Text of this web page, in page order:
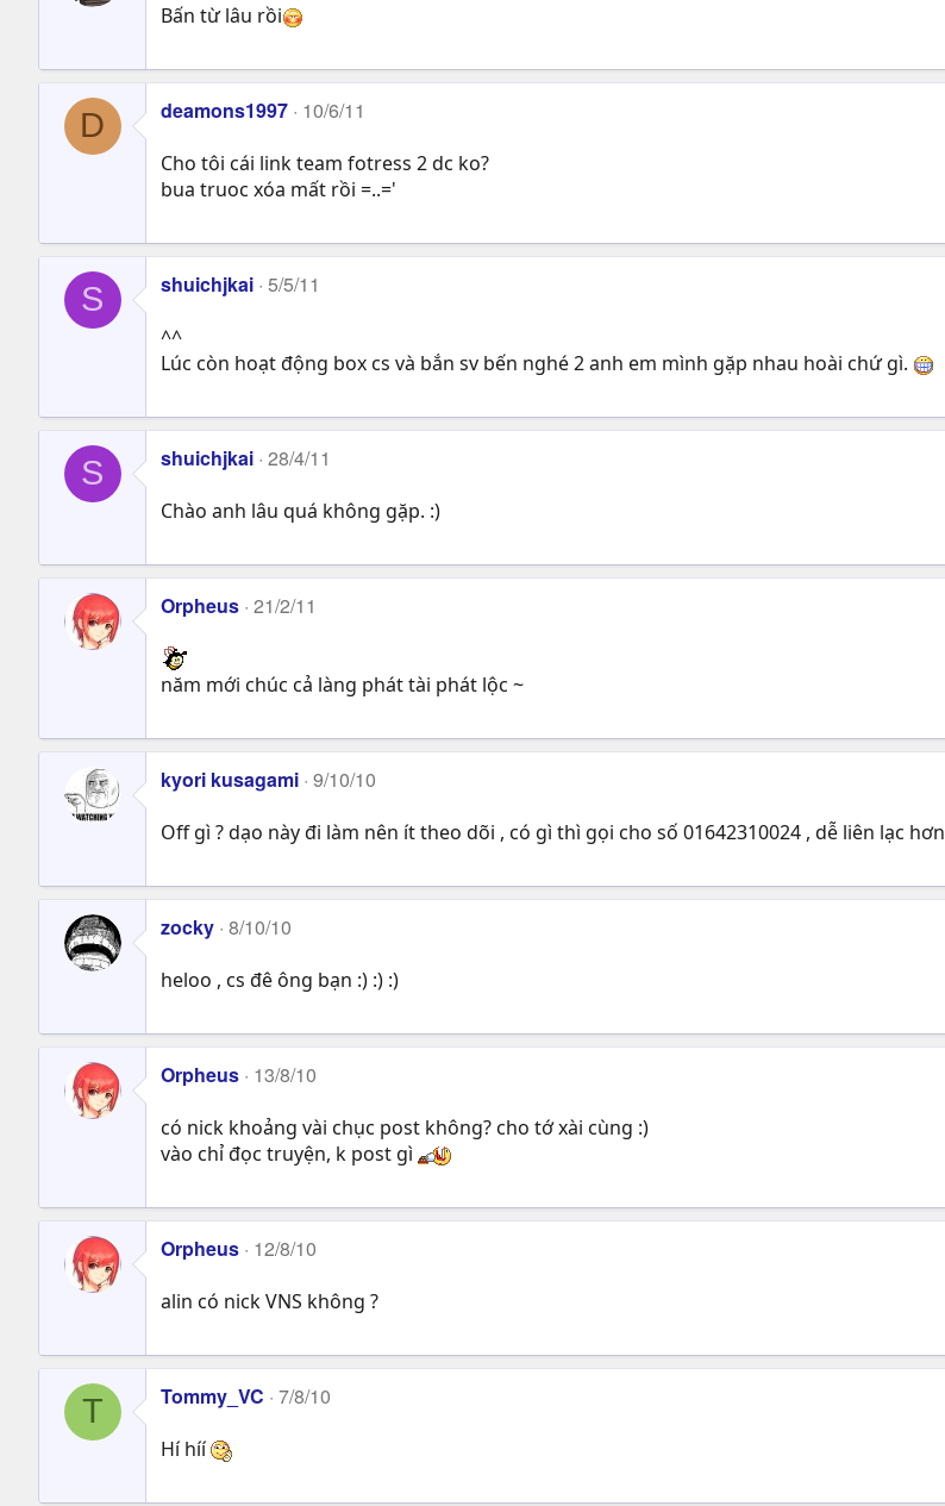
Bấn từ lâu rồi
D deamons1997 10/6/11
Cho tôi cái link team fotress 2 dc ko?
bua truoc xóa mất rồi =..='
S shuichjkai 5/5/11
^^
Lúc còn hoạt động box cs và bắn sv bến nghé 2 anh em mình gặp nhau hoài chứ gì.
S shuichjkai 28/4/11
Chào anh lâu quá không gặp. :)
Orpheus 21/2/11
năm mới chúc cả làng phát tài phát lộc ~
kyori kusagami 9/10/10
Off gì ? dạo này đi làm nên ít theo dõi , có gì thì gọi cho số 01642310024 , dễ liên lạc hơn
zocky 8/10/10
heloo , cs đê ông bạn :) :) :)
Orpheus 13/8/10
có nick khoảng vài chục post không? cho tớ xài cùng :)
vào chỉ đọc truyện, k post gì
Orpheus 12/8/10
alin có nick VNS không ?
T Tommy_VC 7/8/10
Hí híí